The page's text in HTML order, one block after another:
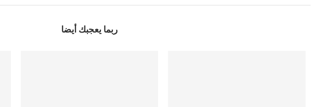
ربما يعجبك أيضا